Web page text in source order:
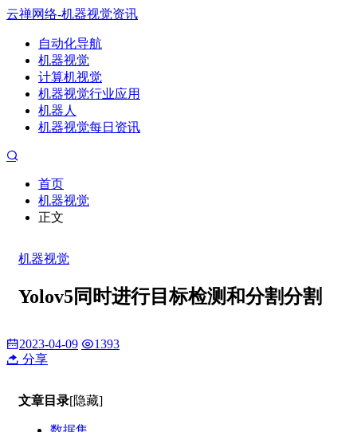
云禅网络-机器视觉资讯
自动化导航
机器视觉
计算机视觉
机器视觉行业应用
机器人
机器视觉每日资讯
首页
机器视觉
正文
机器视觉
Yolov5同时进行目标检测和分割分割
2023-04-09
1393
分享
文章目录[隐藏]